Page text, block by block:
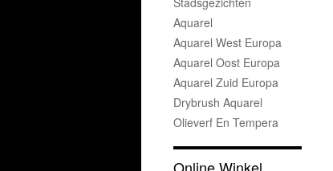
Aquarel
Aquarel West Europa
Aquarel Oost Europa
Aquarel Zuid Europa
Drybrush Aquarel
Olieverf En Tempera